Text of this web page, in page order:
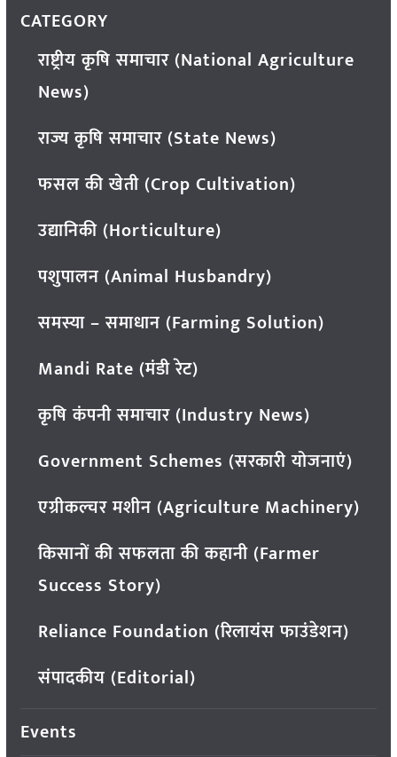
CATEGORY
राष्ट्रीय कृषि समाचार (National Agriculture
News)
राज्य कृषि समाचार (State News)
फसल की खेती (Crop Cultivation)
उद्यानिकी (Horticulture)
पशुपालन (Animal Husbandry)
समस्या – समाधान (Farming Solution)
Mandi Rate (मंडी रेट)
कृषि कंपनी समाचार (Industry News)
Government Schemes (सरकारी योजनाएं)
एग्रीकल्चर मशीन (Agriculture Machinery)
किसानों की सफलता की कहानी (Farmer
Success Story)
Reliance Foundation (रिलायंस फाउंडेशन)
संपादकीय (Editorial)
Events